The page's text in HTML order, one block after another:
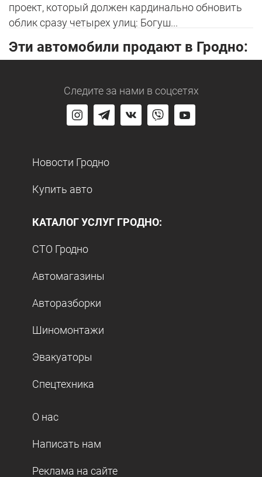
проект, который должен кардинально обновить
облик сразу четырех улиц: Богуш...
Эти автомобили продают в Гродно:
Следите за нами в соцсетях
Новости Гродно
Купить авто
КАТАЛОГ УСЛУГ ГРОДНО:
СТО Гродно
Автомагазины
Авторазборки
Шиномонтажи
Эвакуаторы
Спецтехника
О нас
Написать нам
Реклама на сайте